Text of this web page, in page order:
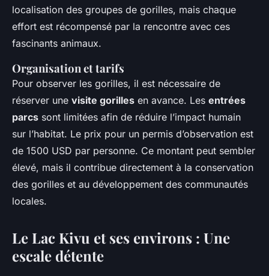
localisation des groupes de gorilles, mais chaque
effort est récompensé par la rencontre avec ces
fascinants animaux.
Organisation et tarifs
Pour observer les gorilles, il est nécessaire de
réserver une visite gorilles en avance. Les entrées
parcs sont limitées afin de réduire l’impact humain
sur l’habitat. Le prix pour un permis d’observation est
de 1500 USD par personne. Ce montant peut sembler
élevé, mais il contribue directement à la conservation
des gorilles et au développement des communautés
locales.
Le Lac Kivu et ses environs : Une
escale détente